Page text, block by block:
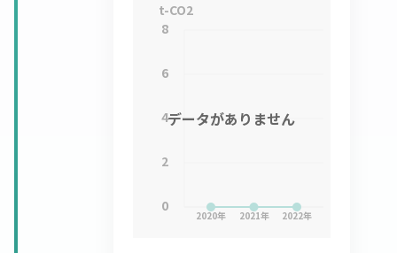
2020年 2021年 2022年
0
2
4
6
8
t-CO2
データがありません